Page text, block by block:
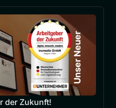
der Zukunft!